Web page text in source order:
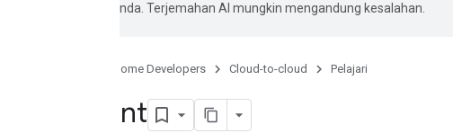
pilihan Anda. Terjemahan AI mungkin mengandung kesalahan.
Google Home Developers Cloud-to-cloud Pelajari
Intent